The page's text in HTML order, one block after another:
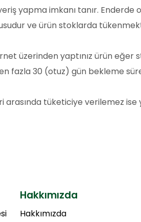
yapma imkanı tanır.
ve ürün stoklarda
üzerinden yaptınız ürün eğer
fazla 30 (otuz) gün bekleme
arasında tüketiciye verilemez ise
Hakkımızda
Hakkımızda